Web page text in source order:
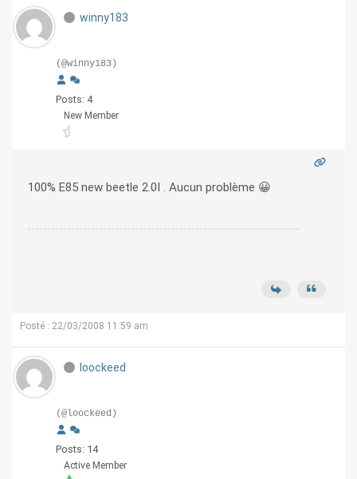
winny183
(@winny183)
Posts: 4
New Member
100% E85 new beetle 2.0I . Aucun problème 😀
Posté : 22/03/2008 11:59 am
loockeed
(@loockeed)
Posts: 14
Active Member